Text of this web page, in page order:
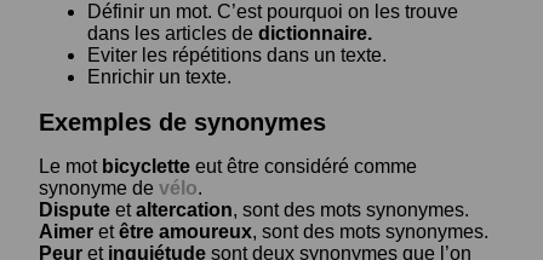
Définir un mot. C’est pourquoi on les trouve
dans les articles de dictionnaire.
Eviter les répétitions dans un texte.
Enrichir un texte.
Exemples de synonymes
Le mot bicyclette eut être considéré comme
synonyme de vélo.
Dispute etaltercation, sont des mots synonymes.
Aimer etêtre amoureux, sont des mots synonymes.
Peur et inquiétude sont deux synonymes que l’on